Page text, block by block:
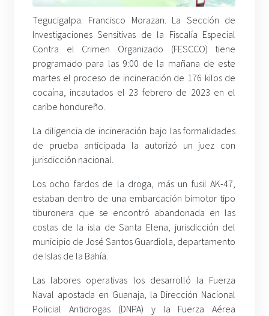
Tegucigalpa. Francisco Morazan. La Sección de
Investigaciones Sensitivas de la Fiscalía Especial
Contra el Crimen Organizado (FESCCO) tiene
programado para las 9:00 de la mañana de este
martes el proceso de incineración de 176 kilos de
cocaína, incautados el 23 febrero de 2023 en el
caribe hondureño.
La diligencia de incineración bajo las formalidades
de prueba anticipada la autorizó un juez con
jurisdicción nacional.
Los ocho fardos de la droga, más un fusil AK-47,
estaban dentro de una embarcación bimotor tipo
tiburonera que se encontró abandonada en las
costas de la isla de Santa Elena, jurisdicción del
municipio de José Santos Guardiola, departamento
de Islas de la Bahía.
Las labores operativas los desarrolló la Fuerza
Naval apostada en Guanaja, la Dirección Nacional
Policial Antidrogas (DNPA) y la Fuerza Aérea